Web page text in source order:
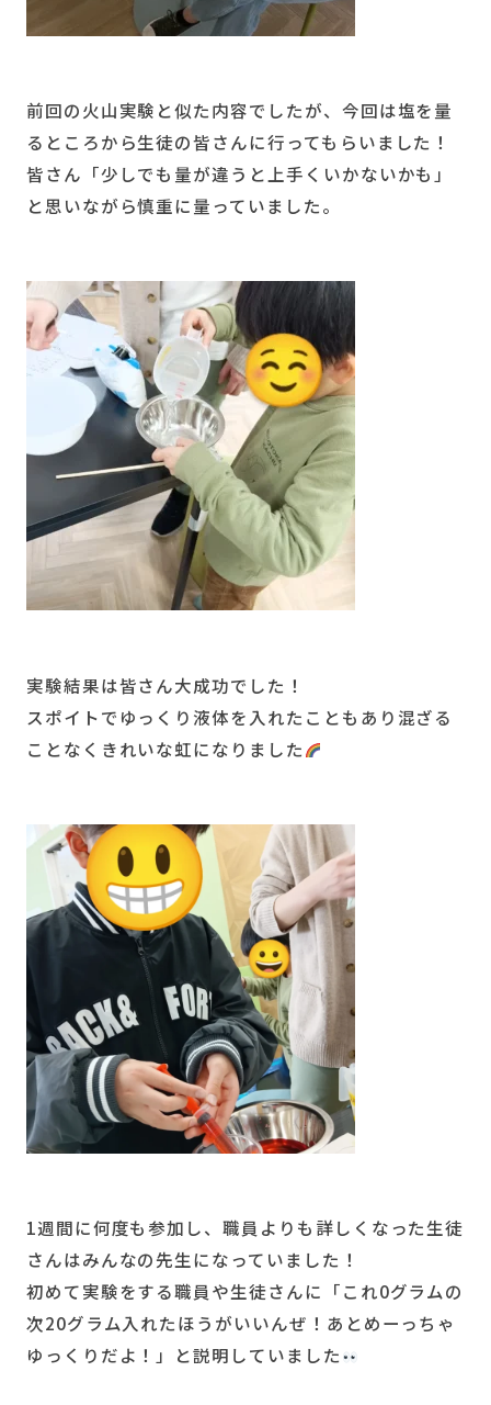
前回の火山実験と似た内容でしたが、今回は塩を量
るところから生徒の皆さんに行ってもらいました！
皆さん「少しでも量が違うと上手くいかないかも」
と思いながら慎重に量っていました。
実験結果は皆さん大成功でした！
スポイトでゆっくり液体を入れたこともあり混ざる
ことなくきれいな虹になりました
1週間に何度も参加し、職員よりも詳しくなった生徒
さんはみんなの先生になっていました！
初めて実験をする職員や生徒さんに「これ0グラムの
次20グラム入れたほうがいいんぜ！あとめーっちゃ
ゆっくりだよ！」と説明していました